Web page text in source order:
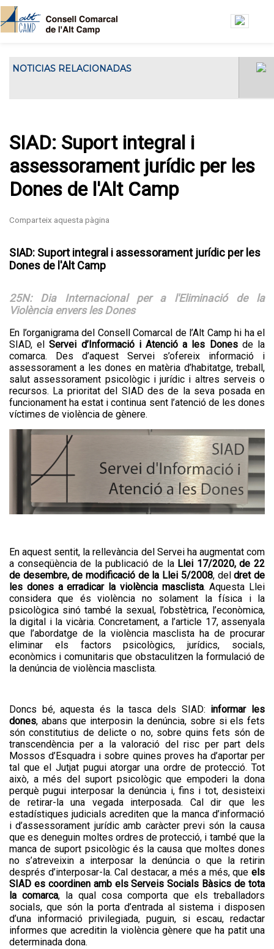
NOTICIAS RELACIONADAS
Comarcal
El TROS FEST reuneix prop
de 500 persones en la seva
primera edició i posa en
valor el talent jove de l’Alt
Camp
La primera edició del TROS FEST –
SIAD: Suport integral i
assessorament jurídic per les
Dones de l'Alt Camp
SIAD: Suport integral i assessorament jurídic per les
Dones de l'Alt Camp
25N: Dia Internacional per a l'Eliminació de la
Violència envers les Dones
En l’organigrama del Consell Comarcal de l’Alt Camp hi ha el
SIAD, elServei d’Informació i Atenció a les Donesde la
comarca. Des d’aquest Servei s’ofereix informació i
assessorament a les dones enmatèria d’habitatge, treball,
salut assessorament psicològic i jurídic i altres serveis o
recursos. La prioritat del SIAD des de la seva posada en
funcionament ha estat i continua sent l’atenció de les dones
víctimes de violència de gènere.
En aquest sentit, la rellevància del Servei ha augmentat com
a conseqüència de la publicació de la Llei 17/2020, de 22
de desembre, de modificació de la Llei 5/2008, deldret de
les dones a erradicar la violència masclista. Aquesta Llei
considera que és violència no solament la física i la
psicològica sinó també la sexual, l’obstètrica, l’econòmica,
la digital i la vicària. Concretament, a l’article 17, assenyala
que l’abordatge de la violència masclista ha de procurar
eliminar els factors psicològics, jurídics, socials,
econòmics i comunitaris que obstaculitzen la formulació de
la denúncia de violència masclista.
Doncs bé, aquesta és la tasca dels SIAD: informar les
dones, abans que interposin la denúncia, sobre si els fets
són constitutius de delicte o no, sobre quins fets són de
transcendència per a la valoració del risc per part dels
Mossos d’Esquadra i sobre quines proves ha d’aportar per
tal que el Jutjat pugui atorgar una ordre de protecció. Tot
això, a més del suport psicològic que empoderi la dona
perquè pugui interposar la denúncia i, fins i tot, desisteixi
de retirar-la una vegada interposada. Cal dir que les
estadístiques judicials acrediten que la manca d’informació
i d’assessorament jurídic amb caràcter previ són la causa
que es deneguin moltes ordres de protecció, i també que la
manca de suport psicològic és la causa que moltes dones
no s’atreveixin a interposar la denúncia o que la retirin
després d’interposar-la. Cal destacar, a més a més, que els
SIAD es coordinen amb els Serveis Socials Bàsics de tota
la comarca, la qual cosa comporta que els treballadors
socials, que són la porta d’entrada al sistema i disposen
d’una informació privilegiada, puguin, si escau, redactar
informes que acreditin la violència gènere que ha patit una
determinada dona.